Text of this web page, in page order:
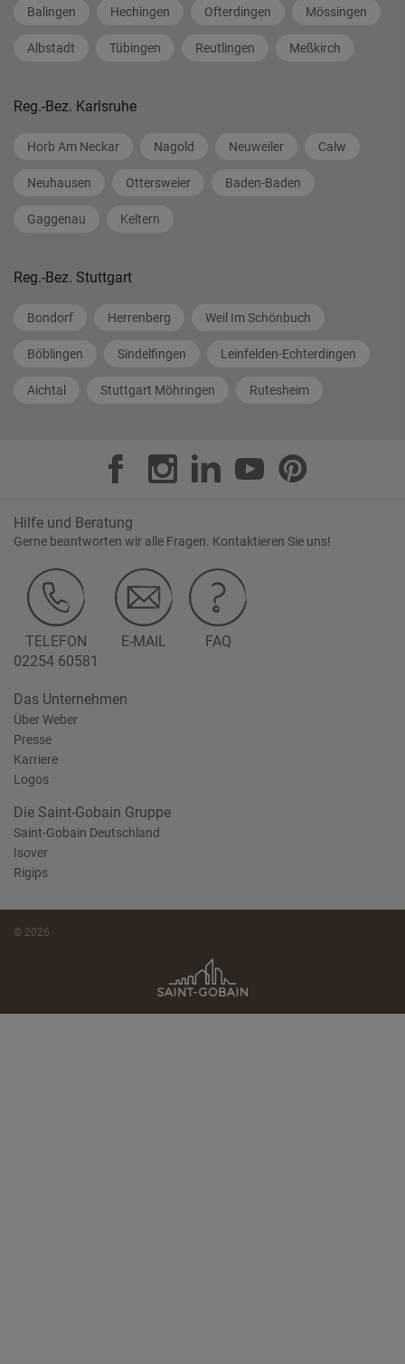
Balingen Hechingen Ofterdingen Mössingen
Albstadt Tübingen Reutlingen Meßkirch
Reg.-Bez. Karlsruhe
Horb Am Neckar Nagold Neuweiler Calw
Neuhausen Ottersweier Baden-Baden
Gaggenau Keltern
Reg.-Bez. Stuttgart
Bondorf Herrenberg Weil Im Schönbuch
Böblingen Sindelfingen Leinfelden-Echterdingen
Aichtal Stuttgart Möhringen Rutesheim
Hilfe und Beratung
Gerne beantworten wir alle Fragen. Kontaktieren Sie uns!
TELEFON
02254 60581
E-MAIL FAQ
Das Unternehmen
Über Weber
Presse
Karriere
Logos
Die Saint-Gobain Gruppe
Saint-Gobain Deutschland
Isover
Rigips
© 2026